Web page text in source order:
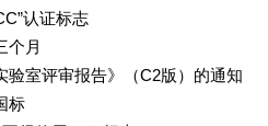
认证标志
个月
验室评审报告》（C2版）的通知
标